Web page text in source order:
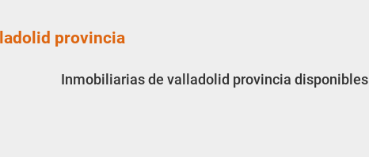
provincia
Inmobiliarias de valladolid provincia disponibles